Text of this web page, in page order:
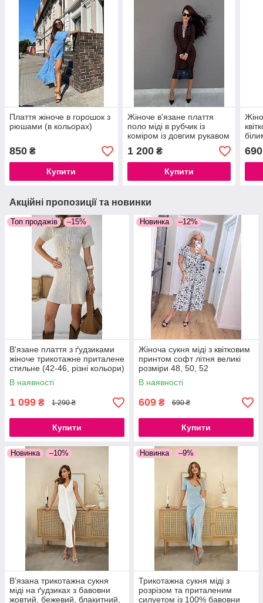
Плаття жіноче в горошок з
рюшами (в кольорах)
850 ₴
Купити
Жіноче в'язане плаття
поло міді в рубчик із
коміром із довгим рукавом
Туреччина, 50% бавовна
чорний, темно-синій
1 200₴
Купити
690
Акційні пропозиції та новинки
Топ продажів –15%
В'язане плаття з ґудзиками
жіноче трикотажне приталене
стильне (42-46, різні кольори)
В наявності
1 099 ₴ 1 290 ₴
Купити
Новинка –12%
Жіноча сукня міді з квітковим
принтом софт літня великі
розміри 48, 50, 52
В наявності
609 ₴ 690 ₴
Купити
Новинка –10%
В’язана трикотажна сукня
міді на ґудзиках з бавовни
жовтий, бежевий, блакитний,
Новинка –9%
Трикотажна сукня міді з
розрізом та приталеним
силуетом із 100% бавовни